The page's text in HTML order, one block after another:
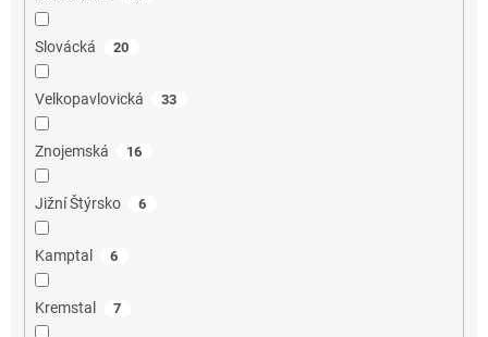
Slovácká 20
Velkopavlovická 33
Znojemská 16
Jižní Štýrsko 6
Kamptal 6
Kremstal 7